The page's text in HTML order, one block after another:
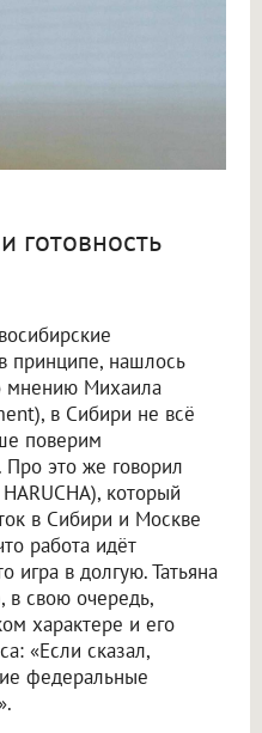
готовность
принципе, нашлось
мнению Михаила
в Сибири не всё
поверим
Про это же говорил
который
в Сибири и Москве
работа идёт
игра в долгую. Татьяна
в свою очередь,
характере и его
«Если сказал,
федеральные